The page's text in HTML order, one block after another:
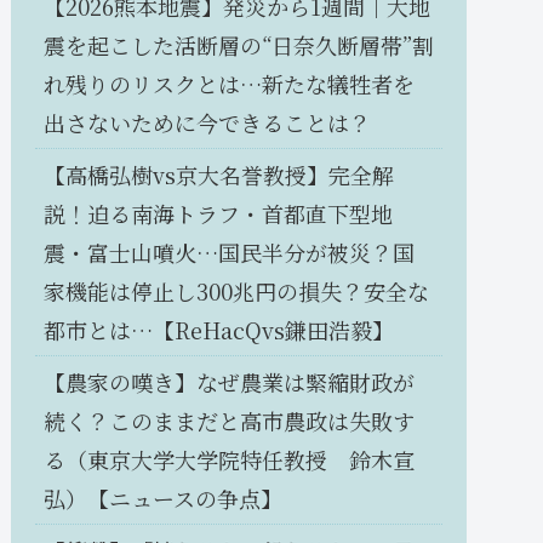
【2026熊本地震】発災から1週間｜大地
震を起こした活断層の“日奈久断層帯”割
れ残りのリスクとは…新たな犠牲者を
出さないために今できることは？
【高橋弘樹vs京大名誉教授】完全解
説！迫る南海トラフ・首都直下型地
震・富士山噴火…国民半分が被災？国
家機能は停止し300兆円の損失？安全な
都市とは…【ReHacQvs鎌田浩毅】
【農家の嘆き】なぜ農業は緊縮財政が
続く？このままだと高市農政は失敗す
る（東京大学大学院特任教授 鈴木宣
弘）【ニュースの争点】